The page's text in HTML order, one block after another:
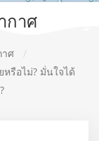
กาศ
าศ
/
รือไม่? มั่นใจได้